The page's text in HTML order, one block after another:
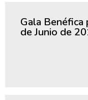
Gala Benéfica
de Junio de